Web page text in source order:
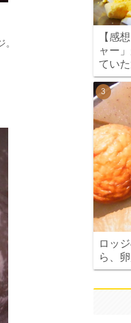
【感
ャー
てい
ロッ
ら、